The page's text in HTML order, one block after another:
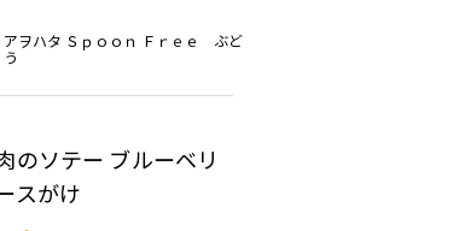
アヲハタ Ｓｐｏｏｎ Ｆｒｅｅ ぶど
う
のソテー ブルーベリ
スがけ